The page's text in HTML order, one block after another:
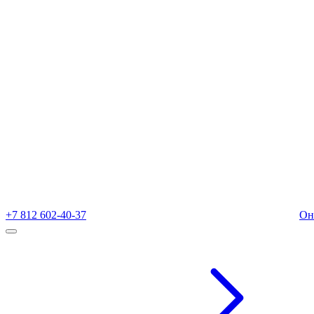
+7 812 602-40-37